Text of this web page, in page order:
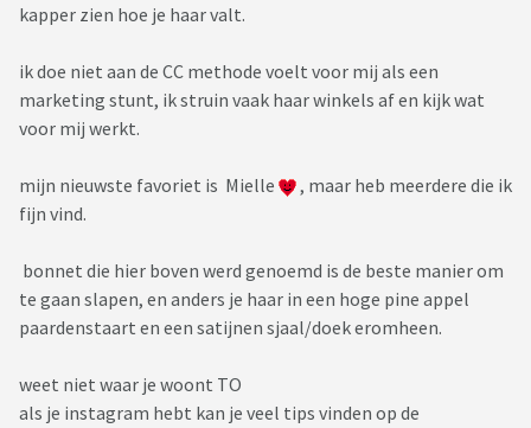
kapper zien hoe je haar valt.
ik doe niet aan de CC methode voelt voor mij als een
marketing stunt, ik struin vaak haar winkels af en kijk wat
voor mij werkt.
mijn nieuwste favoriet is Mielle
, maar heb meerdere die ik
fijn vind.
bonnet die hier boven werd genoemd is de beste manier om
te gaan slapen, en anders je haar in een hoge pine appel
paardenstaart en een satijnen sjaal/doek eromheen.
weet niet waar je woont TO
als je instagram hebt kan je veel tips vinden op de